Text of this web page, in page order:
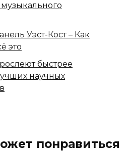
Уэст-Кост – Как
это
быстрее
научных
понравиться